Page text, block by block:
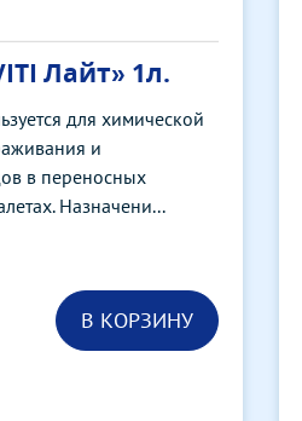
Лайт» 1л.
для химической
и
в переносных
Назначени...
В КОРЗИНУ